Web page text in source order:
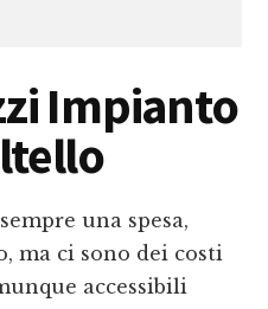
Impianto
una spesa,
ma ci sono dei costi
accessibili